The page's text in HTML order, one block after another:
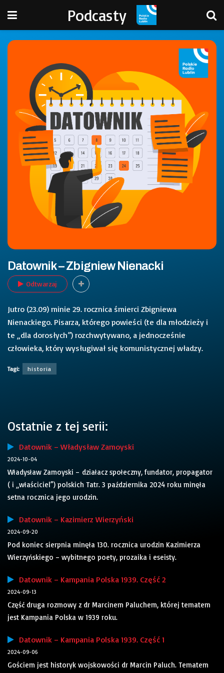
Podcasty
Datownik – Zbigniew Nienacki
Odtwarzaj
Jutro (23.09) minie 29. rocznica śmierci Zbigniewa
Nienackiego. Pisarza, którego powieści (te dla młodzieży i
te „dla dorosłych”) rozchwytywano, a jednocześnie
człowieka, który wysługiwał się komunistycznej władzy.
Tagi: historia
Ostatnie z tej serii:
Datownik – Władysław Zamoyski
2024-10-04
Władysław Zamoyski – działacz społeczny, fundator, propagator
( i „właściciel”) polskich Tatr. 3 października 2024 roku minęła
setna rocznica jego urodzin.
Datownik – Kazimierz Wierzyński
2024-09-20
Pod koniec sierpnia minęła 130. rocznica urodzin Kazimierza
Wierzyńskiego – wybitnego poety, prozaika i eseisty.
Datownik – Kampania Polska 1939. Część 2
2024-09-13
Część druga rozmowy z dr Marcinem Paluchem, której tematem
jest Kampania Polska w 1939 roku.
Datownik – Kampania Polska 1939. Część 1
2024-09-06
Gościem jest historyk wojskowości dr Marcin Paluch. Tematem